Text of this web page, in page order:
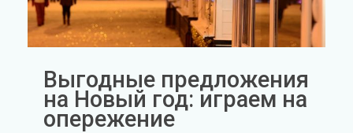
Выгодные предложения
на Новый год: играем на
опережение